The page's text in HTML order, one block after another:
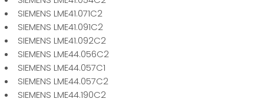
SIEMENS LME41.071C2
SIEMENS LME41.091C2
SIEMENS LME41.092C2
SIEMENS LME44.056C2
SIEMENS LME44.057C1
SIEMENS LME44.057C2
SIEMENS LME44.190C2